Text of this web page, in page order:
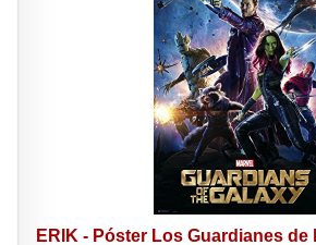
ERIK - Póster Los Guardianes de